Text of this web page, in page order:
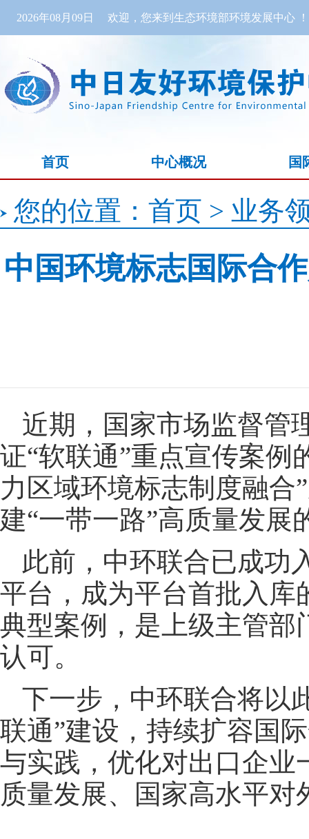
2026年08月09日 欢迎，您来到生态环境部环境发展中心 ！
首页 中心概况 国
您的位置： 首页 > 业务
中国环境标志国际合
近期，国家市场监督管
证“软联通”重点宣传案例
力区域环境标志制度融合
建“一带一路”高质量发展
此前，中环联合已成功
平台，成为平台首批入库
典型案例，是上级主管部
认可。
下一步，中环联合将以
联通”建设，持续扩容国
与实践，优化对出口企业
质量发展、国家高水平